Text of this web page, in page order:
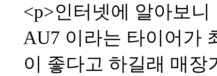
<p>인터넷에 알아보
AU7 이라는 타이어가
이 좋다고 하길래 매